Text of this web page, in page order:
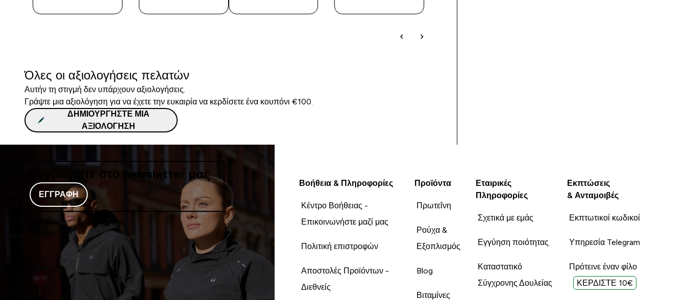
Όλες οι αξιολογήσεις πελατών
Αυτήν τη στιγμή δεν υπάρχουν αξιολογήσεις.
Γράψτε μια αξιολόγηση για να έχετε την ευκαιρία να κερδίσετε ένα κουπόνι €100.
ΔΗΜΙΟΥΡΓΉΣΤΕ ΜΙΑ
ΑΞΙΟΛΌΓΗΣΗ
Εγγραφείτε στο newsletter μας
ΕΓΓΡΑΦΉ
Βοήθεια & Πληροφορίες
Κέντρο Βοήθειας -
Επικοινωνήστε μαζί μας
Πολιτική επιστροφών
Αποστολές Προϊόντων -
Διεθνείς
Προϊόντα
Πρωτεΐνη
Ρούχα &
Εξοπλισμός
Blog
Βιταμίνες
Εταιρικές
Πληροφορίες
Σχετικά με εμάς
Εγγύηση ποιότητας
Καταστατικό
Σύγχρονης Δουλείας
Εκπτώσεις
& Ανταμοιβές
Εκπτωτικοί κωδικοί
Υπηρεσία Telegram
Πρότεινε έναν φίλο
ΚΕΡΔΙΣΤΕ 10€